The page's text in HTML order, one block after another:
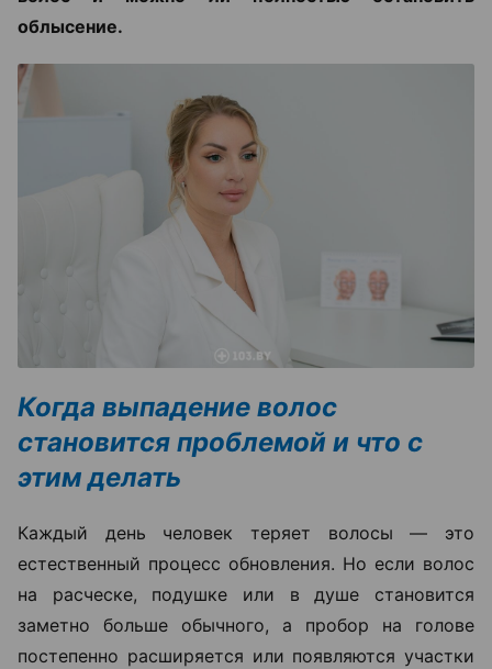
облысение.
Когда выпадение волос
становится проблемой и что с
этим делать
Каждый день человек теряет волосы — это
естественный процесс обновления. Но если волос
на расческе, подушке или в душе становится
заметно больше обычного, а пробор на голове
постепенно расширяется или появляются участки